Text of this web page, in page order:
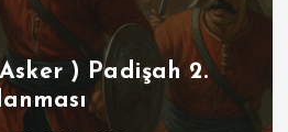
Yeniden